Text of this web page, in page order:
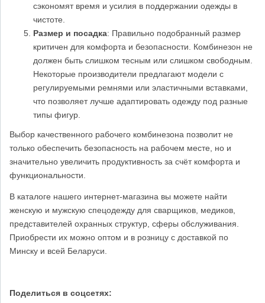
сэкономят время и усилия в поддержании одежды в
чистоте.
Размер и посадка: Правильно подобранный размер
критичен для комфорта и безопасности. Комбинезон не
должен быть слишком тесным или слишком свободным.
Некоторые производители предлагают модели с
регулируемыми ремнями или эластичными вставками,
что позволяет лучше адаптировать одежду под разные
типы фигур.
Выбор качественного рабочего комбинезона позволит не
только обеспечить безопасность на рабочем месте, но и
значительно увеличить продуктивность за счёт комфорта и
функциональности.
В каталоге нашего интернет-магазина вы можете найти
женскую и мужскую спецодежду для сварщиков, медиков,
представителей охранных структур, сферы обслуживания.
Приобрести их можно оптом и в розницу с доставкой по
Минску и всей Беларуси.
Поделиться в соцсетях: